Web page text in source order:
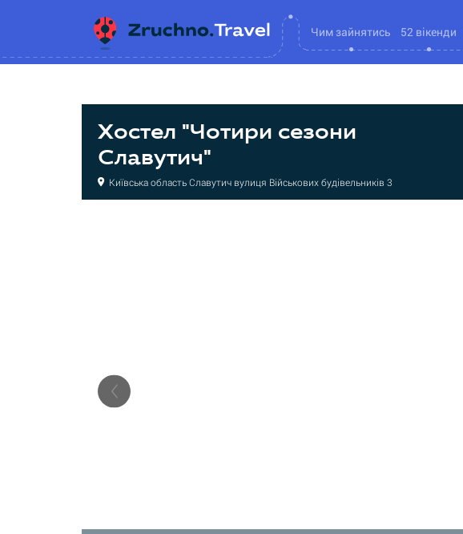
Чим зайнятись 52 вікенди
Хостел "Чотири сезони
Славутич"
Київська область Славутич вулиця Військових будівельників 3